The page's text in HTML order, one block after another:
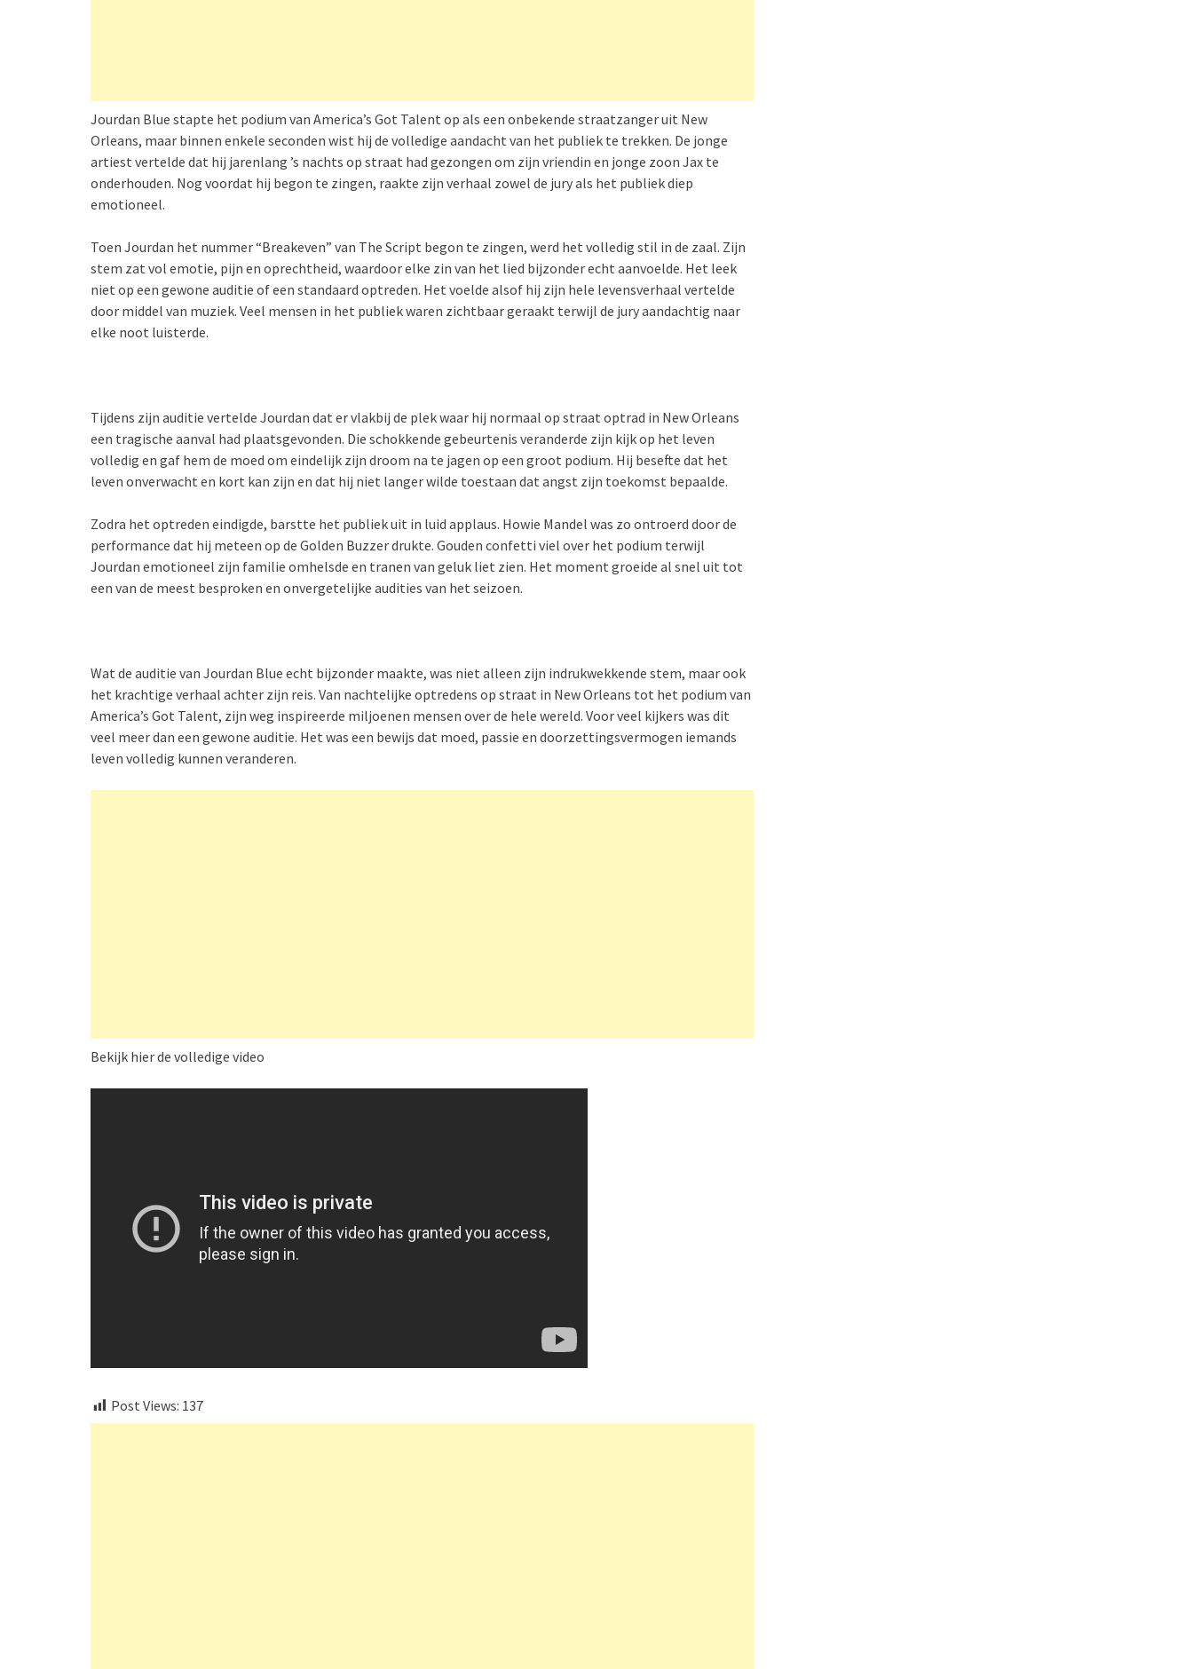
Jourdan Blue stapte het podium van America’s Got Talent op als een onbekende straatzanger uit New
Orleans, maar binnen enkele seconden wist hij de volledige aandacht van het publiek te trekken. De jonge
artiest vertelde dat hij jarenlang ’s nachts op straat had gezongen om zijn vriendin en jonge zoon Jax te
onderhouden. Nog voordat hij begon te zingen, raakte zijn verhaal zowel de jury als het publiek diep
emotioneel.
Toen Jourdan het nummer “Breakeven” van The Script begon te zingen, werd het volledig stil in de zaal. Zijn
stem zat vol emotie, pijn en oprechtheid, waardoor elke zin van het lied bijzonder echt aanvoelde. Het leek
niet op een gewone auditie of een standaard optreden. Het voelde alsof hij zijn hele levensverhaal vertelde
door middel van muziek. Veel mensen in het publiek waren zichtbaar geraakt terwijl de jury aandachtig naar
elke noot luisterde.
Tijdens zijn auditie vertelde Jourdan dat er vlakbij de plek waar hij normaal op straat optrad in New Orleans
een tragische aanval had plaatsgevonden. Die schokkende gebeurtenis veranderde zijn kijk op het leven
volledig en gaf hem de moed om eindelijk zijn droom na te jagen op een groot podium. Hij besefte dat het
leven onverwacht en kort kan zijn en dat hij niet langer wilde toestaan dat angst zijn toekomst bepaalde.
Zodra het optreden eindigde, barstte het publiek uit in luid applaus. Howie Mandel was zo ontroerd door de
performance dat hij meteen op de Golden Buzzer drukte. Gouden confetti viel over het podium terwijl
Jourdan emotioneel zijn familie omhelsde en tranen van geluk liet zien. Het moment groeide al snel uit tot
een van de meest besproken en onvergetelijke audities van het seizoen.
Wat de auditie van Jourdan Blue echt bijzonder maakte, was niet alleen zijn indrukwekkende stem, maar ook
het krachtige verhaal achter zijn reis. Van nachtelijke optredens op straat in New Orleans tot het podium van
America’s Got Talent, zijn weg inspireerde miljoenen mensen over de hele wereld. Voor veel kijkers was dit
veel meer dan een gewone auditie. Het was een bewijs dat moed, passie en doorzettingsvermogen iemands
leven volledig kunnen veranderen.
Bekijk hier de volledige video
Post Views: 137